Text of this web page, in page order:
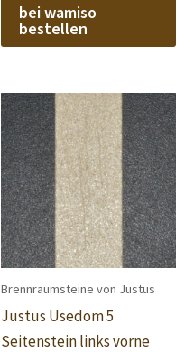
bei wamiso
bestellen
Brennraumsteine von Justus
Justus Usedom 5
Seitenstein links vorne